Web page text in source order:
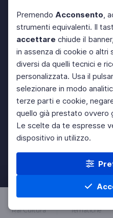
Premendo Acconsento,
strumenti equivalenti. Il
accettare chiude il
in assenza di cookie o
diversi da quelli tecnici e
personalizzata. Usa il
selezionare in modo
terze parti e cookie,
quello già prestato ovvero
Le scelte da te espresse
dispositivo in utilizzo.
Rai Cultura Tematiche